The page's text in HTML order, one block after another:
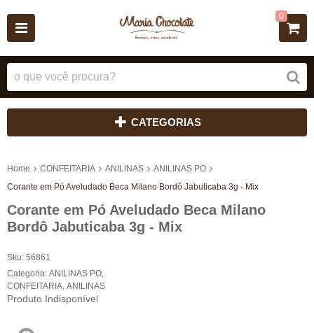
0
CATEGORIAS
Home CONFEITARIA ANILINAS
ANILINAS PO
Corante em Pó Aveludado Beca Milano Bordô Jabuticaba 3g - Mix
Corante em Pó Aveludado Beca Milano
Bordô Jabuticaba 3g - Mix
Sku: 56861
Categoria: ANILINAS PO
CONFEITARIA ANILINAS
Produto Indisponível